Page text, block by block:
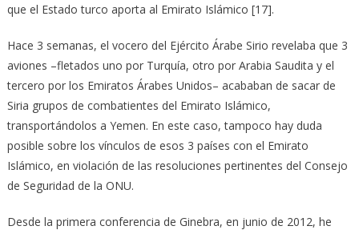
que el Estado turco aporta al Emirato Islámico [17].
Hace 3 semanas, el vocero del Ejército Árabe Sirio revelaba que 3
aviones –fletados uno por Turquía, otro por Arabia Saudita y el
tercero por los Emiratos Árabes Unidos– acababan de sacar de
Siria grupos de combatientes del Emirato Islámico,
transportándolos a Yemen. En este caso, tampoco hay duda
posible sobre los vínculos de esos 3 países con el Emirato
Islámico, en violación de las resoluciones pertinentes del Consejo
de Seguridad de la ONU.
Desde la primera conferencia de Ginebra, en junio de 2012, he